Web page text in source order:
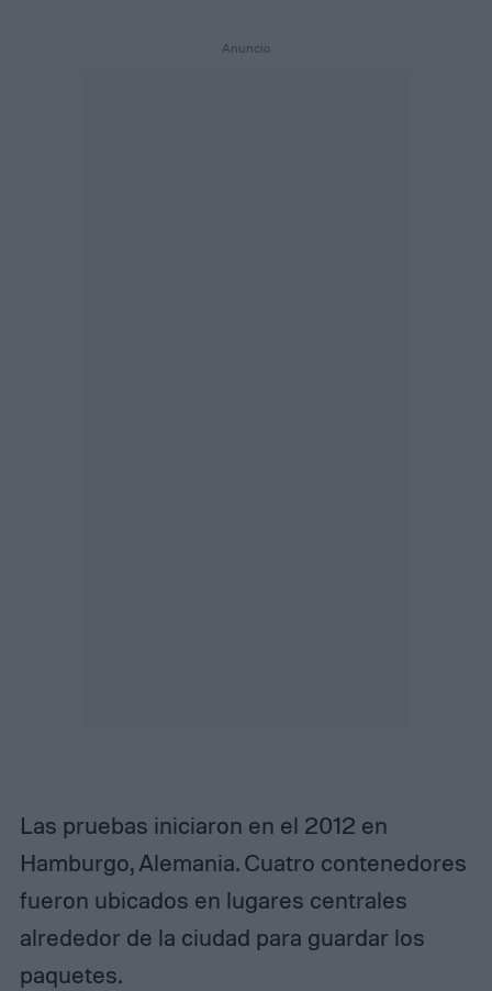
Las pruebas iniciaron en el 2012 en
Hamburgo, Alemania. Cuatro contenedores
fueron ubicados en lugares centrales
alrededor de la ciudad para guardar los
paquetes.